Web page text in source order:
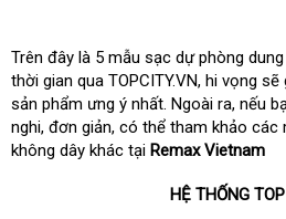
Trên đây là 5 mẫu sạc dự phòng
thời gian qua TOPCITY.VN, hi vọng
sản phẩm ưng ý nhất. Ngoài ra, nếu
nghi, đơn giản, có thể tham khảo các
không dây khác tại Remax Vietnam
HỆ THỐNG